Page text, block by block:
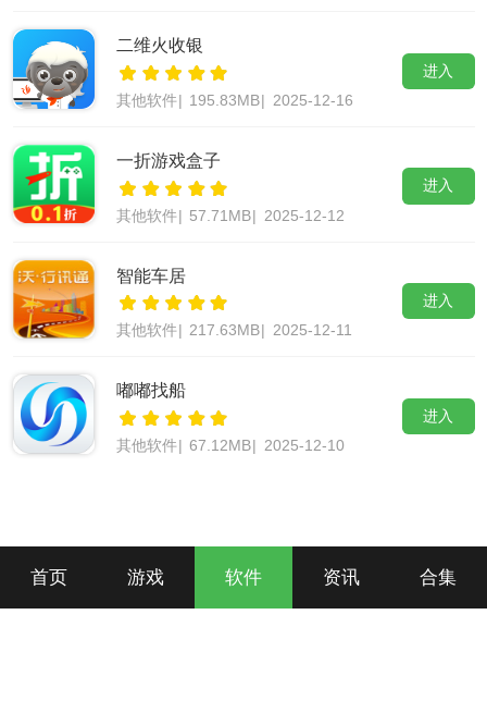
二维火收银
其他软件 195.83MB 2025-12-16
进入
一折游戏盒子
其他软件| 57.71MB| 2025-12-12
进入
智能车居
其他软件 217.63MB 2025-12-11
进入
嘟嘟找船
其他软件 67.12MB 2025-12-10
进入
首页 游戏 软件 资讯 合集